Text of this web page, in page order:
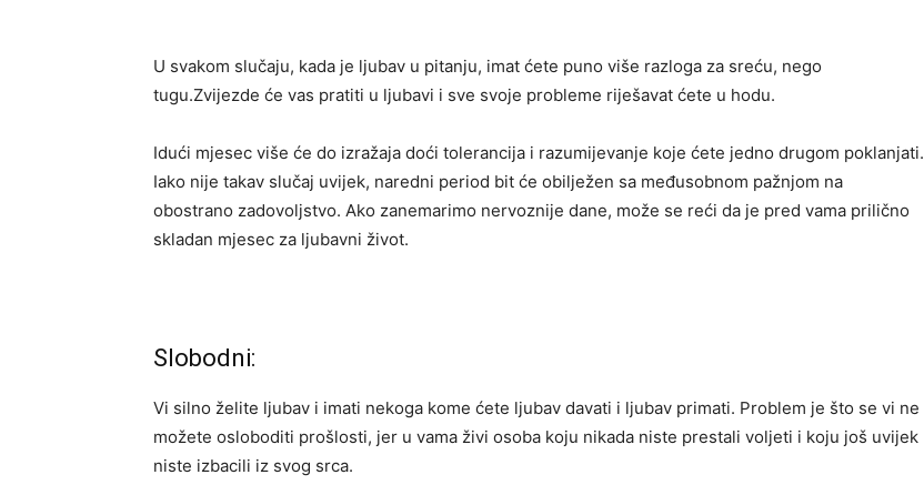
U svakom slučaju, kada je ljubav u pitanju, imat ćete puno više razloga za sreću, nego
tugu.Zvijezde će vas pratiti u ljubavi i sve svoje probleme riješavat ćete u hodu.
Idući mjesec više će do izražaja doći tolerancija i razumijevanje koje ćete jedno drugom poklanjati.
Iako nije takav slučaj uvijek, naredni period bit će obilježen sa međusobnom pažnjom na
obostrano zadovoljstvo. Ako zanemarimo nervoznije dane, može se reći da je pred vama prilično
skladan mjesec za ljubavni život.
Slobodni:
Vi silno želite ljubav i imati nekoga kome ćete ljubav davati i ljubav primati. Problem je što se vi ne
možete osloboditi prošlosti, jer u vama živi osoba koju nikada niste prestali voljeti i koju još uvijek
niste izbacili iz svog srca.